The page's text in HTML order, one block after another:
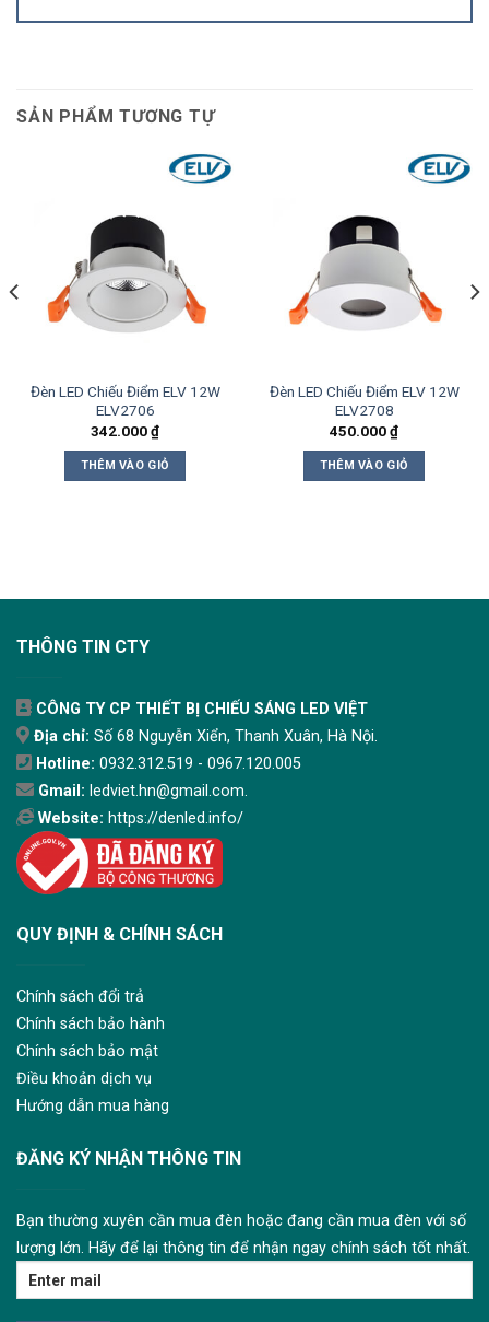
SẢN PHẨM TƯƠNG TỰ
Đèn LED Chiếu Điểm ELV 12W
ELV2706
342.000₫
THÊM VÀO GIỎ
Đèn LED Chiếu Điểm ELV 12W
ELV2708
450.000₫
THÊM VÀO GIỎ
THÔNG TIN CTY
CÔNG TY CP THIẾT BỊ CHIẾU SÁNG LED VIỆT
Địa chỉ: Số 68 Nguyễn Xiển, Thanh Xuân, Hà Nội.
Hotline: 0932.312.519 - 0967.120.005
Gmail: ledviet.hn@gmail.com.
Website: https://denled.info/
QUY ĐỊNH & CHÍNH SÁCH
Chính sách đổi trả
Chính sách bảo hành
Chính sách bảo mật
Điều khoản dịch vụ
Hướng dẫn mua hàng
ĐĂNG KÝ NHẬN THÔNG TIN
Bạn thường xuyên cần mua đèn hoặc đang cần mua đèn với số
lượng lớn. Hãy để lại thông tin để nhận ngay chính sách tốt nhất.